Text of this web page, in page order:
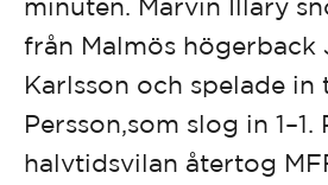
från Malmös högerback
Karlsson och spelade in
Persson,som slog in
halvtidsvilan återtog